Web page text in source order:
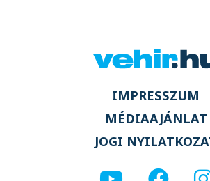
IMPRESSZUM
MÉDIAAJÁNLAT
JOGI